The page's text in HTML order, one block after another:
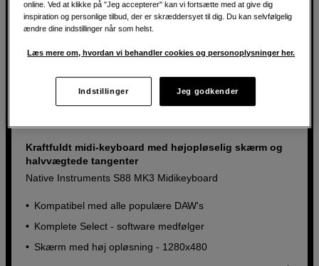
til DJ’s
Native Instruments Traktor X1 MK3
USB-hub - tilslut tre enheder
Software inkluderet - Traktor Pro 3
2.095 DKK
Kraftfuldt midi-keyboard med højopløselig skærm og
halvvægtede tangenter
Native Instruments S88 MK3 Midikeyboard
Kompatibel med alle populære DAW's
Komplete Select - software medfølger
Skærm med høj opløsning - 1280x480
online. Ved at klikke på "Jeg accepterer" kan vi fortsætte med at give dig
inspiration og personlige tilbud, der er skræddersyet til dig. Du kan selvfølgelig
ændre dine indstillinger når som helst.
Læs mere om, hvordan vi behandler cookies og personoplysninger her.
Indstillinger Jeg godkender